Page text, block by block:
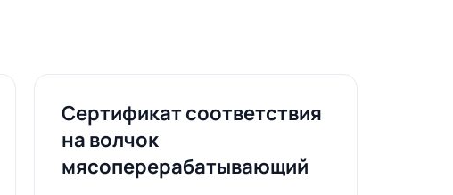
Сертификат соответствия
на волчок
мясоперерабатывающий